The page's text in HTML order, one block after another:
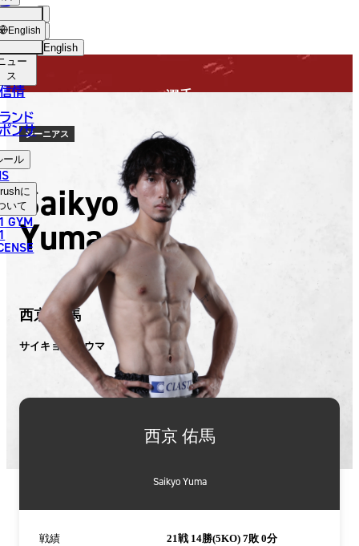
English
한국어
中文（简体）
中文（繁體）
ไทย
العربية
ョッ
プ
ュー
ス
情
ンド
ンサ
ール
に
いて
GYM
English
選手
ジーニアス
Saikyo
Yuma
西京 佑馬
サイキョウ ユウマ
西京 佑馬
Saikyo Yuma
戦績 21戦 14勝(5KO) 7敗 0分